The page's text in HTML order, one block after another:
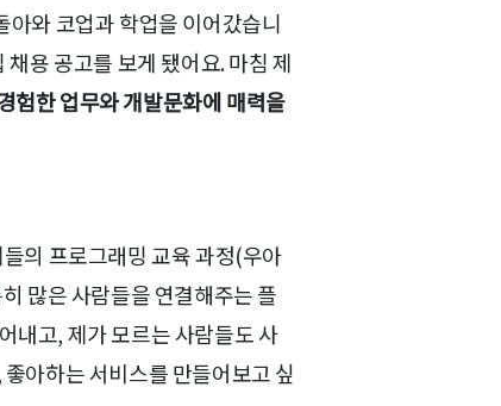
아와 코업과 학업을 이어갔습니
용 공고를 보게 됐어요. 마침 제
험한 업무와 개발문화에 매력을
의 프로그래밍 교육 과정(우아
많은 사람들을 연결해주는 플
내고, 제가 모르는 사람들도 사
아하는 서비스를 만들어보고 싶